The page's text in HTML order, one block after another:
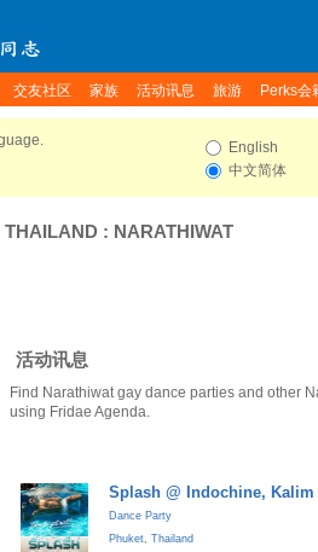
交友社区 家族 活动讯息 旅游 Perks会
English
中文简体
THAILAND : NARATHIWAT
活动讯息
Find Narathiwat gay dance parties and other
using Fridae Agenda.
Splash @ Indochine, Kalim
Dance Party
Phuket, Thailand